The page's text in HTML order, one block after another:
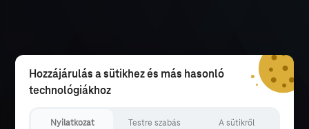
Hozzájárulás a sütikhez és más hasonló
technológiákhoz
Nyilatkozat Testre szabás A sütikről